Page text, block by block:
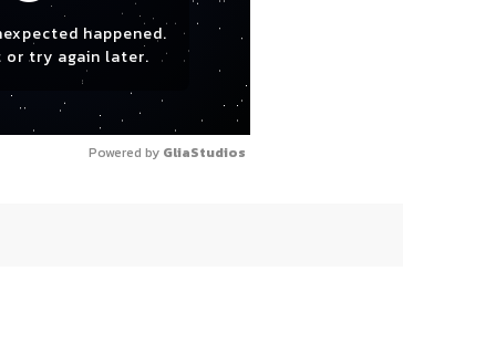
happened.
or try again later.
Powered by GliaStudios